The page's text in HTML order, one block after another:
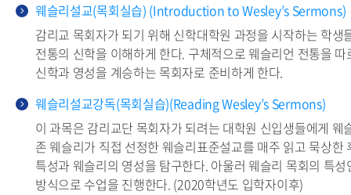
웨슬리설교(목회실습) (Introduction to Wesley’s Sermons)
감리교 목회자가 되기 위해 신학대학원 과정을 시작하는 학
전통의 신학을 이해하게 한다. 구체적으로 웨슬리언 전통을
신학과 영성을 계승하는 목회자로 준비하게 한다.
웨슬리설교강독(목회실습)(Reading Wesley’s Sermons)
이 과목은 감리교단 목회자가 되려는 대학원 신입생들에게
존 웨슬리가 직접 선정한 웨슬리표준설교를 매주 읽고 묵상
특성과 웨슬리의 영성을 탐구한다. 아울러 웨슬리 목회의 특
방식으로 수업을 진행한다. (2020학년도 입학자이후)